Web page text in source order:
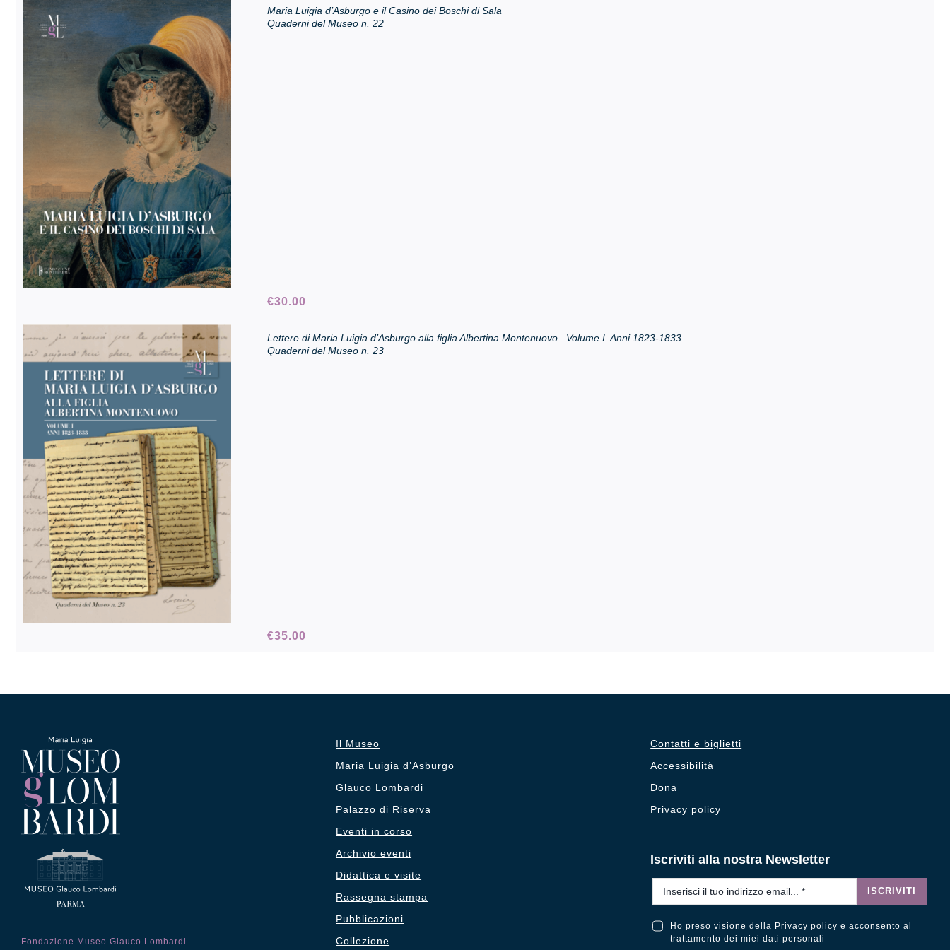
era:
è:
Maria Luigia d’Asburgo e il Casino dei Boschi di Sala
Quaderni del Museo n. 22
€30.00
Lettere di Maria Luigia d’Asburgo alla figlia Albertina Montenuovo . Volume I. Anni 1823-1833
Quaderni del Museo n. 23
€35.00
Fondazione Museo Glauco Lombardi
Il Museo
Maria Luigia d’Asburgo
Glauco Lombardi
Palazzo di Riserva
Eventi in corso
Archivio eventi
Didattica e visite
Rassegna stampa
Pubblicazioni
Collezione
Contatti e biglietti
Accessibilità
Dona
Privacy policy
Iscriviti alla nostra Newsletter
ISCRIVITI
Ho preso visione della Privacy policy e acconsento al
trattamento dei miei dati personali